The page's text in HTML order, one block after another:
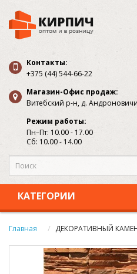
Контакты:
+375 (44) 544-66-22
Магазин-Офис продаж:
Витебский р-н, д.
Режим работы:
Пн–Пт: 10.00 - 17.00
Сб: 10.00 - 14.00
КАТЕГОРИИ
Главная ДЕКОРАТИВНЫЙ